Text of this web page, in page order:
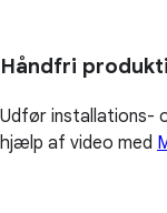
Håndfri
Udfør installations-
hjælp af video med